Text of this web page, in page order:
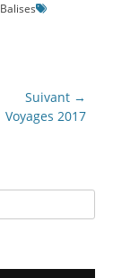
Balises
Suivant →
Voyages 2017